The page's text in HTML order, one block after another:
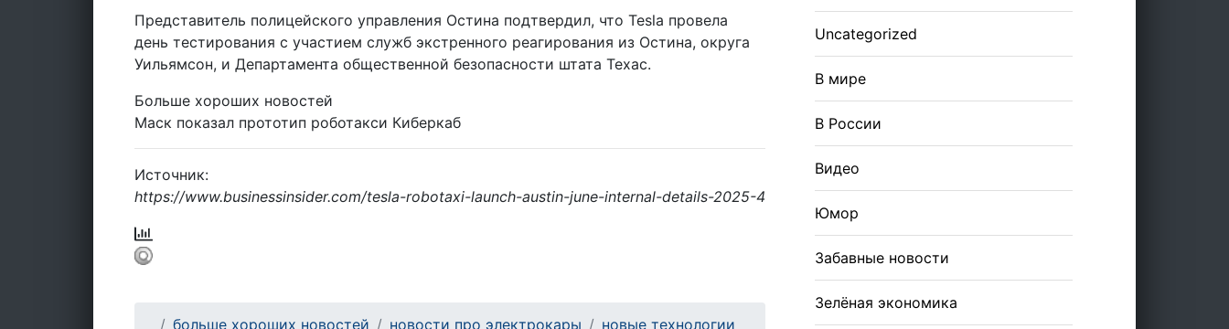
Представитель полицейского управления Остина подтвердил, что Tesla провела
день тестирования с участием служб экстренного реагирования из Остина, округа
Уильямсон, и Департамента общественной безопасности штата Техас.
Больше хороших новостей
Маск показал прототип роботакси Киберкаб
Источник:
https://www.businessinsider.com/tesla-robotaxi-launch-austin-june-internal-details-2025-4
больше хороших новостей новости про электрокары новые технологии
Uncategorized
В мире
В России
Видео
Юмор
Забавные новости
Зелёная экономика